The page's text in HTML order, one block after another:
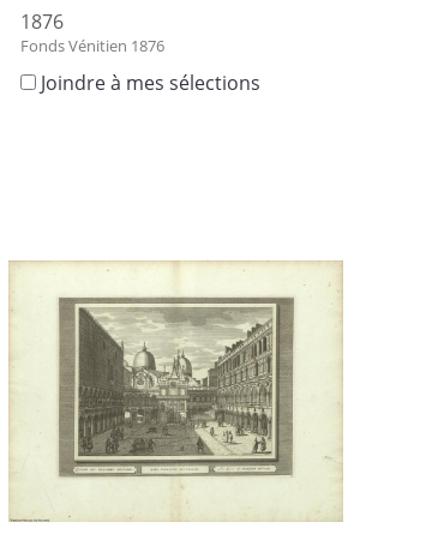
1876
Fonds Vénitien 1876
Joindre à mes sélections